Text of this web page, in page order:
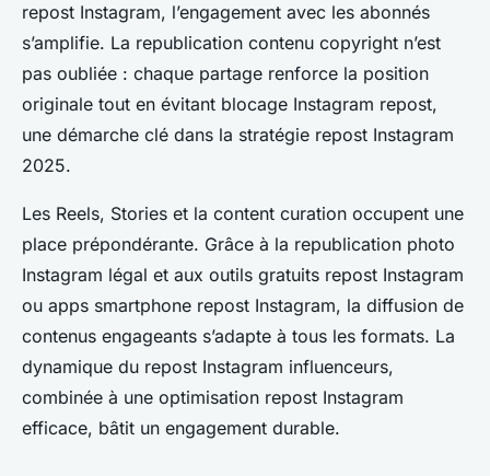
repost Instagram, l’engagement avec les abonnés
s’amplifie. La republication contenu copyright n’est
pas oubliée : chaque partage renforce la position
originale tout en évitant blocage Instagram repost,
une démarche clé dans la stratégie repost Instagram
2025.
Les Reels, Stories et la content curation occupent une
place prépondérante. Grâce à la republication photo
Instagram légal et aux outils gratuits repost Instagram
ou apps smartphone repost Instagram, la diffusion de
contenus engageants s’adapte à tous les formats. La
dynamique du repost Instagram influenceurs,
combinée à une optimisation repost Instagram
efficace, bâtit un engagement durable.